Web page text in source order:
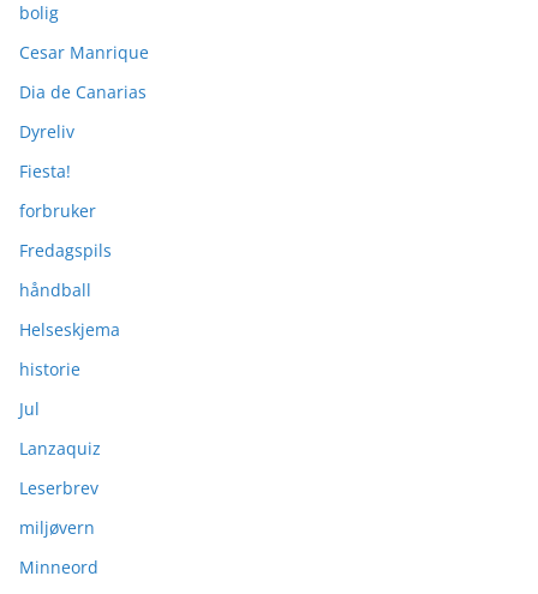
bolig
Cesar Manrique
Dia de Canarias
Dyreliv
Fiesta!
forbruker
Fredagspils
håndball
Helseskjema
historie
Jul
Lanzaquiz
Leserbrev
miljøvern
Minneord